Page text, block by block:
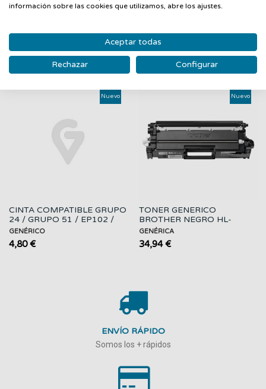
PRODUCTOS RELACIONADOS
Nuevo
CINTA COMPATIBLE GRUPO
24 / GRUPO 51 / EP102 /
NEGRA
GENÉRICO
4,80 €
Nuevo
TONER GENERICO
BROTHER NEGRO HL-
L9430CDN
GENÉRICA
34,94 €
ENVÍO RÁPIDO
Somos los + rápidos
información sobre las cookies que utilizamos, abre los ajustes.
Aceptar todas
Rechazar Configurar